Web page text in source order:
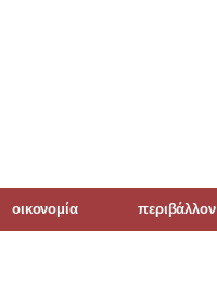
οικονομία περιβάλλον